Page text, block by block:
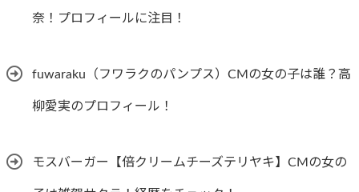
奈！プロフィールに注目！
fuwaraku（フワラクのパンプス）CMの女の子は誰？高
柳愛実のプロフィール！
モスバーガー【倍クリームチーズテリヤキ】CMの女の